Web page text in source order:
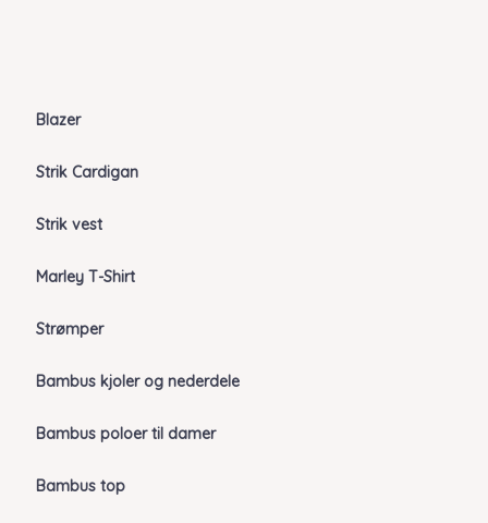
Blazer
Strik Cardigan
Strik vest
Marley T-Shirt
Strømper
Bambus kjoler og nederdele
Bambus poloer til damer
Bambus top